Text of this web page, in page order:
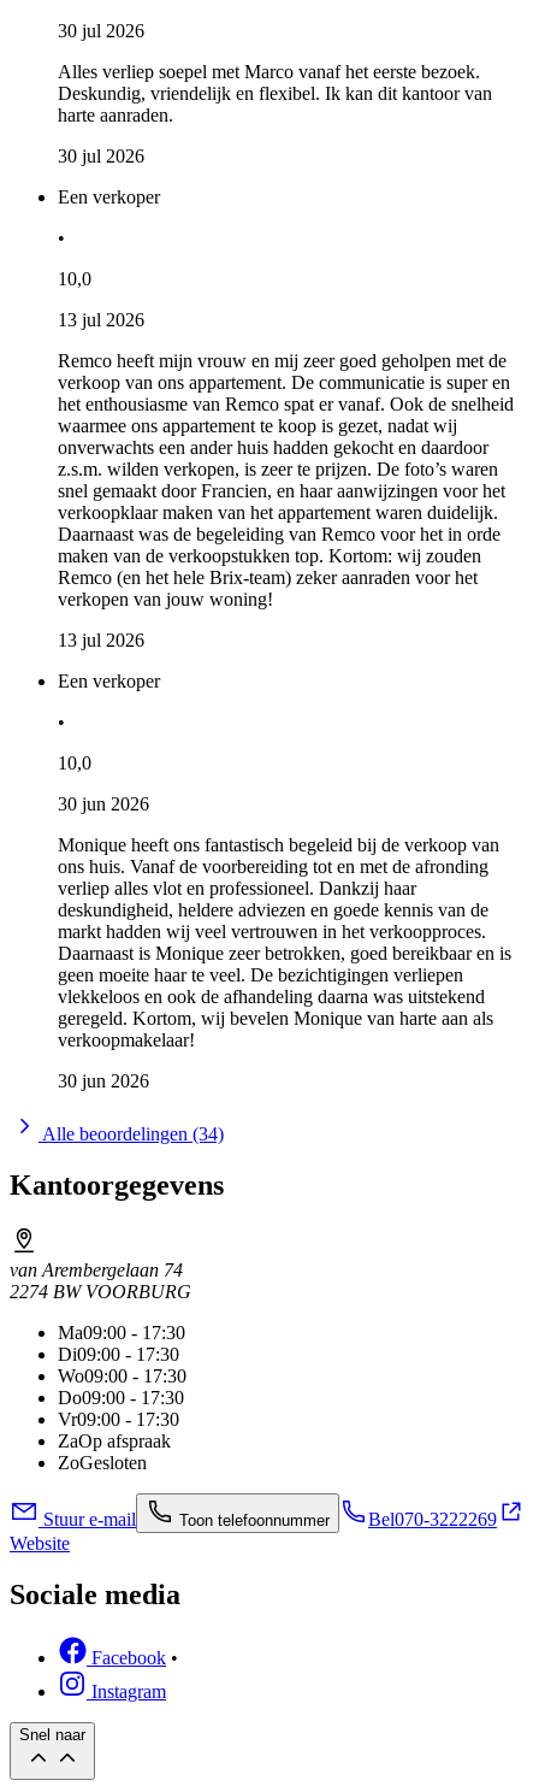
30 jul 2026
Alles verliep soepel met Marco vanaf het eerste bezoek.
Deskundig, vriendelijk en flexibel. Ik kan dit kantoor van
harte aanraden.
30 jul 2026
Een verkoper
•
10,0
13 jul 2026
Remco heeft mijn vrouw en mij zeer goed geholpen met de
verkoop van ons appartement. De communicatie is super en
het enthousiasme van Remco spat er vanaf. Ook de snelheid
waarmee ons appartement te koop is gezet, nadat wij
onverwachts een ander huis hadden gekocht en daardoor
z.s.m. wilden verkopen, is zeer te prijzen. De foto’s waren
snel gemaakt door Francien, en haar aanwijzingen voor het
verkoopklaar maken van het appartement waren duidelijk.
Daarnaast was de begeleiding van Remco voor het in orde
maken van de verkoopstukken top. Kortom: wij zouden
Remco (en het hele Brix-team) zeker aanraden voor het
verkopen van jouw woning!
13 jul 2026
Een verkoper
•
10,0
30 jun 2026
Monique heeft ons fantastisch begeleid bij de verkoop van
ons huis. Vanaf de voorbereiding tot en met de afronding
verliep alles vlot en professioneel. Dankzij haar
deskundigheid, heldere adviezen en goede kennis van de
markt hadden wij veel vertrouwen in het verkoopproces.
Daarnaast is Monique zeer betrokken, goed bereikbaar en is
geen moeite haar te veel. De bezichtigingen verliepen
vlekkeloos en ook de afhandeling daarna was uitstekend
geregeld. Kortom, wij bevelen Monique van harte aan als
verkoopmakelaar!
30 jun 2026
Alle beoordelingen (34)
Kantoorgegevens
van Arembergelaan 74
2274 BW VOORBURG
Ma09:00 - 17:30
Di09:00 - 17:30
Wo09:00 - 17:30
Do09:00 - 17:30
Vr09:00 - 17:30
ZaOp afspraak
ZoGesloten
Stuur e-mail Toon telefoonnummer Bel070-3222269
Website
Sociale media
Facebook •
Instagram
Snel naar